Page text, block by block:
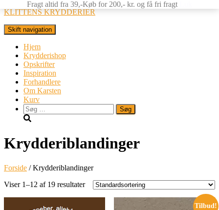
Fragt altid fra 39,-Køb for 200,- kr. og få fri fragt
KLITTENS KRYDDERIER
Skift navigation
Hjem
Krydderishop
Opskrifter
Inspiration
Forhandlere
Om Karsten
Kurv
Søg
efter:
Krydderiblandinger
Forside / Krydderiblandinger
Viser 1–12 af 19 resultater
Tilbud!